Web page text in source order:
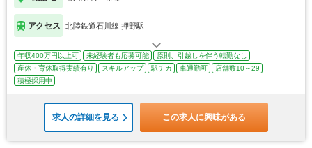
アクセス 北陸鉄道石川線 押野駅
年収400万円以上可 未経験者も応募可能
原則、引越しを伴う転勤なし
産休・育休取得実績有り
スキルアップ 駅チカ 車通勤可
店舗数10～29
積極採用中
求人の詳細を見る この求人に興味がある